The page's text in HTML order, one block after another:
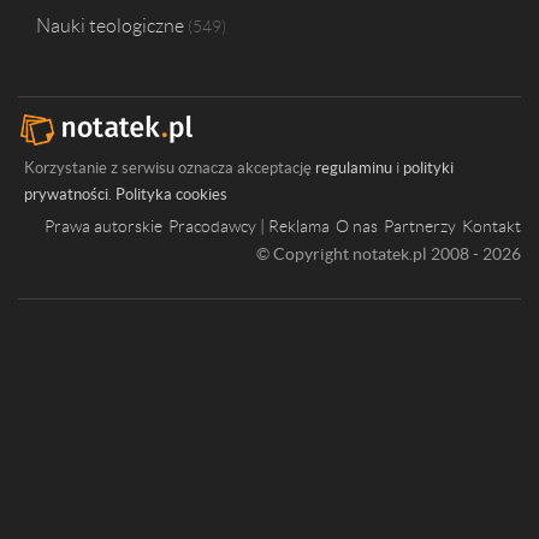
Nauki teologiczne 549
Korzystanie z serwisu oznacza akceptację regulaminu i polityki
prywatności. Polityka cookies
Prawa autorskie Pracodawcy | Reklama O nas Partnerzy Kontakt
© Copyright notatek.pl 2008 - 2026